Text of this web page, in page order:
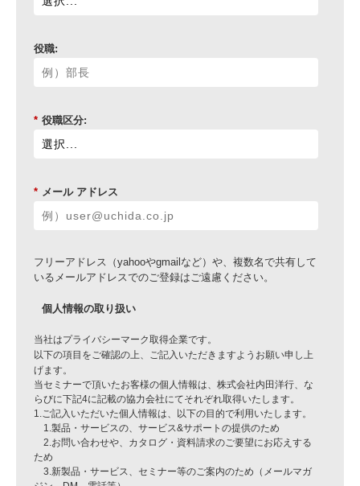
役職:
* 役職区分:
* メール アドレス
フリーアドレス（yahooやgmailなど）や、複数名で共有して
いるメールアドレスでのご登録はご遠慮ください。
個人情報の取り扱い
当社はプライバシーマーク取得企業です。
以下の項目をご確認の上、ご記入いただきますようお願い申し上
げます。
当セミナーで頂いたお客様の個人情報は、株式会社内田洋行、な
らびに下記4に記載の協力会社にてそれぞれ取得いたします。
1.ご記入いただいた個人情報は、以下の目的で利用いたします。
1.製品・サービスの、サービス&サポートの提供のため
2.お問い合わせや、カタログ・資料請求のご要望にお応えする
ため
3.新製品・サービス、セミナー等のご案内のため（メールマガ